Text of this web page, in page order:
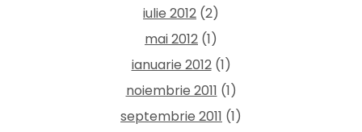
iulie 2012 (2)
mai 2012 (1)
ianuarie 2012(1)
noiembrie 2011 (1)
septembrie 2011 (1)